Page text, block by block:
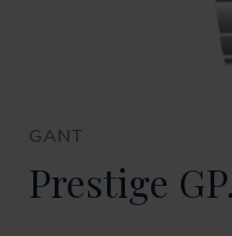
GANT
Prestige